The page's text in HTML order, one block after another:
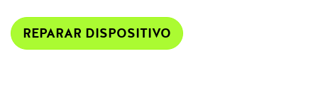
REPARAR DISPOSITIVO